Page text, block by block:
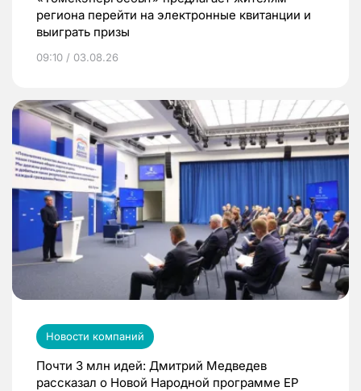
региона перейти на электронные квитанции и
выиграть призы
09:10 / 03.08.26
Новости компаний
Почти 3 млн идей: Дмитрий Медведев
рассказал о Новой Народной программе ЕР